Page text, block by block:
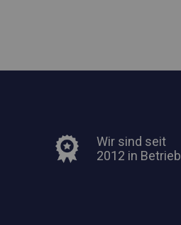
Wir sind seit
2012 in Betrieb